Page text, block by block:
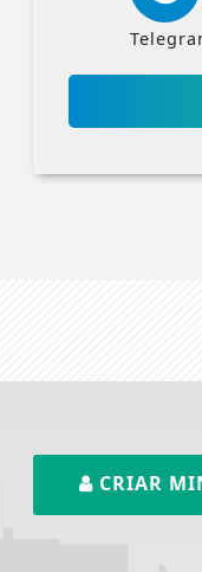
CRIAR